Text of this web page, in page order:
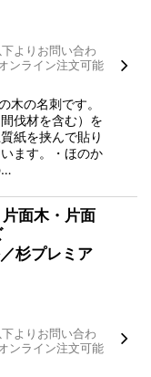
よりお問い合わ
ンライン注文可能
木の名刺です。
伐材を含む）を
紙を挟んで貼り
ます。・ほのか
…
面木・片面
杉プレミア
よりお問い合わ
ンライン注文可能